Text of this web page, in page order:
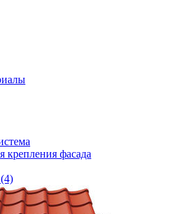
крепления фасада